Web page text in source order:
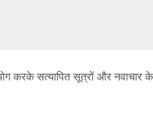
करके सत्यापित सूत्रों और नवाचार के